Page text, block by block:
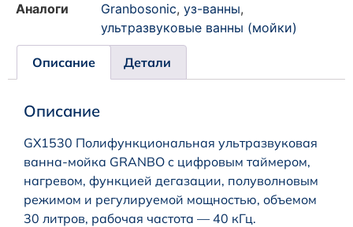
Аналоги
Granbosonic, уз-ванны,
ультразвуковые ванны (мойки)
Описание Детали
Описание
GX1530 Полифункциональная ультразвуковая
ванна-мойка GRANBO с цифровым таймером,
нагревом, функцией дегазации, полуволновым
режимом и регулируемой мощностью, объемом
30 литров, рабочая частота — 40 кГц.